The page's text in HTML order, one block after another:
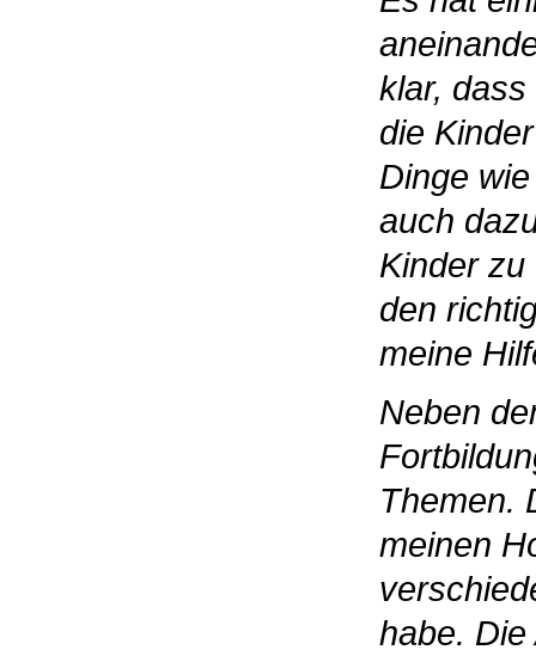
klar,
die
Dinge
auch
Kinder
den
meine
Neben
Themen.
meinen
habe.